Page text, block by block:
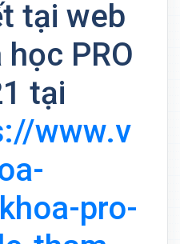
tại web
PRO
tại
www.v
pro-